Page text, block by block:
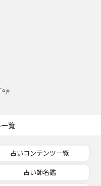
覧
占いコンテンツ一覧
占い師名鑑